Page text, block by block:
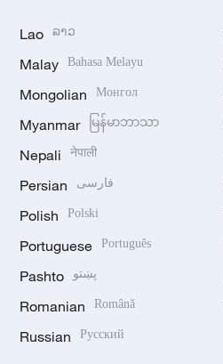
Lao ລາວ
Malay Bahasa Melayu
Mongolian Монгол
Myanmar မြန်မာဘာသာ
Nepali नेपाली
Persian فارسی
Polish Polski
Portuguese Português
Pashto پښتو
Romanian Română
Russian Русский